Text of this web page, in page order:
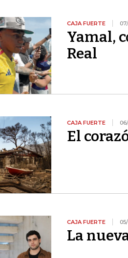
CAJA FUERTE
Yamal,
Real
CAJA FUERTE
El
CAJA FUERTE
La